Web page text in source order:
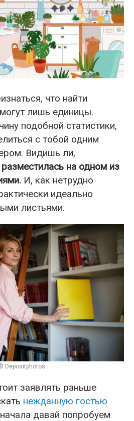
что найти
лишь единицы.
подобной статистики,
с тобой одним
Видишь ли,
на одном из
И, как нетрудно
идеально
листьями.
Depositphotos
заявлять раньше
нежданную гостью
давай попробуем